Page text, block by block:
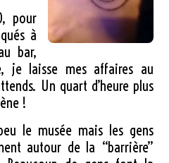
pour
à
bar,
je laisse mes affaires au
Un quart d’heure plus
!
le musée mais les gens
autour de la “barrière”